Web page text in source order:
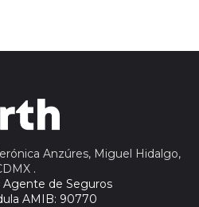
Life
Anzúres, Miguel Hidalgo,
.
de Seguros
AMIB: 90770